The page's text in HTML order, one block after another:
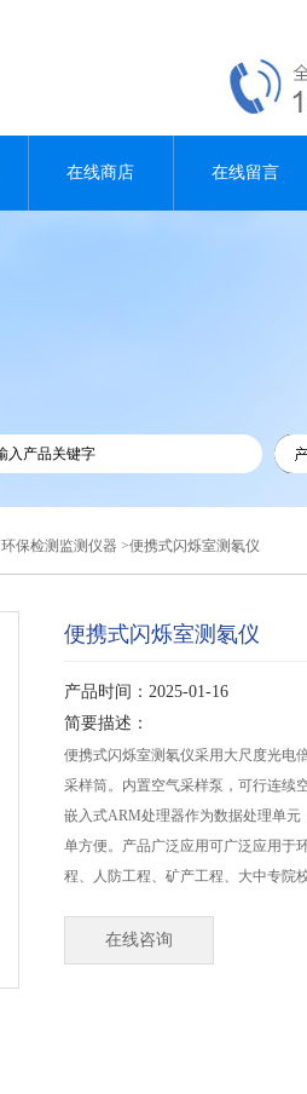
在线商店 在线留言
环保检测监测仪器 >便携式闪烁室测氡仪
便携式闪烁室测氡仪
产品时间：2025-01-16
简要描述：
便携式闪烁室测氡仪采用大尺度光电
采样筒。内置空气采样泵，可行连续
嵌入式ARM处理器作为数据处理单
单方便。产品广泛应用可广泛应用于
程、人防工程、矿产工程、大中专院
在线咨询